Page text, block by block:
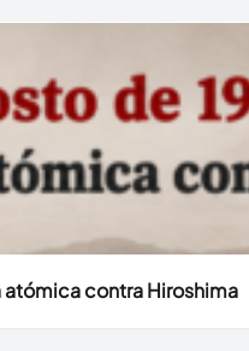
contra Hiroshima